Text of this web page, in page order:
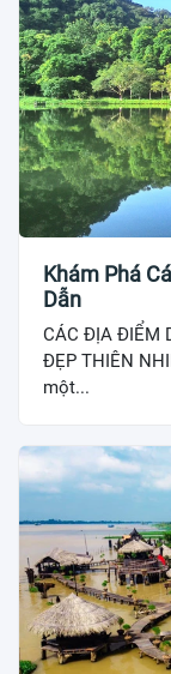
Khám Phá
Dẫn
CÁC ĐỊA ĐIỂM
ĐẸP THIÊN
một...